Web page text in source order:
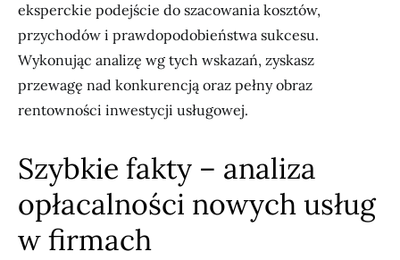
eksperckie podejście do szacowania kosztów,
przychodów i prawdopodobieństwa sukcesu.
Wykonując analizę wg tych wskazań, zyskasz
przewagę nad konkurencją oraz pełny obraz
rentowności inwestycji usługowej.
Szybkie fakty – analiza
opłacalności nowych usług
w firmach